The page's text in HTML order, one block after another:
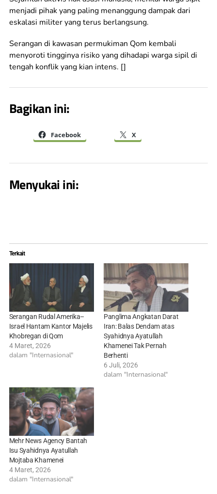
menjadi pihak yang paling menanggung dampak dari
eskalasi militer yang terus berlangsung.
Serangan di kawasan permukiman Qom kembali
menyoroti tingginya risiko yang dihadapi warga sipil di
tengah konflik yang kian intens. []
Bagikan ini:
Facebook X
Menyukai ini:
Terkait
Serangan Rudal Amerika–
Israel Hantam Kantor Majelis
Khobregan di Qom
4 Maret, 2026
dalam "Internasional"
Panglima Angkatan Darat
Iran: Balas Dendam atas
Syahidnya Ayatullah
Khamenei Tak Pernah
Berhenti
6 Juli, 2026
dalam "Internasional"
Mehr News Agency Bantah
Isu Syahidnya Ayatullah
Mojtaba Khamenei
4 Maret, 2026
dalam "Internasional"